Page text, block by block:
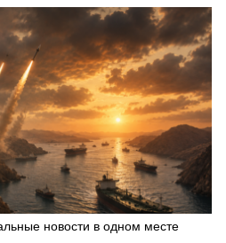
новости в одном месте